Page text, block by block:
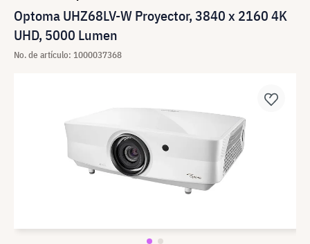
Optoma UHZ68LV-W Proyector, 3840 x 2160 4K
UHD, 5000 Lumen
No. de artículo: 1000037368